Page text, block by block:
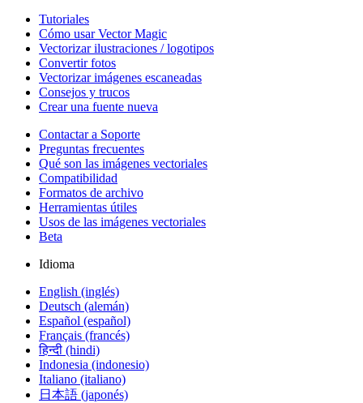
Tutoriales
Cómo usar Vector Magic
Vectorizar ilustraciones / logotipos
Convertir fotos
Vectorizar imágenes escaneadas
Consejos y trucos
Crear una fuente nueva
Contactar a Soporte
Preguntas frecuentes
Qué son las imágenes vectoriales
Compatibilidad
Formatos de archivo
Herramientas útiles
Usos de las imágenes vectoriales
Beta
Idioma
English (inglés)
Deutsch (alemán)
Español (español)
Français (francés)
हिन्दी (hindi)
Indonesia (indonesio)
Italiano (italiano)
日本語 (japonés)